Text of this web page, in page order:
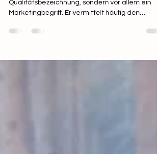
„Rohhonig“ ist keine gesetzlich geschützte
Marketingbegriff. Er vermittelt häufig den
jedoch jeder gesetzeskonforme Honig in